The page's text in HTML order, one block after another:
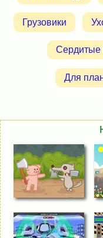
Грузовики
Сердитые
Для